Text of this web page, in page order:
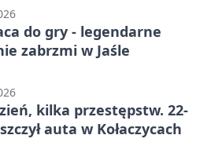
do gry - legendarne
zabrzmi w Jaśle
kilka przestępstw. 22-
auta w Kołaczycach